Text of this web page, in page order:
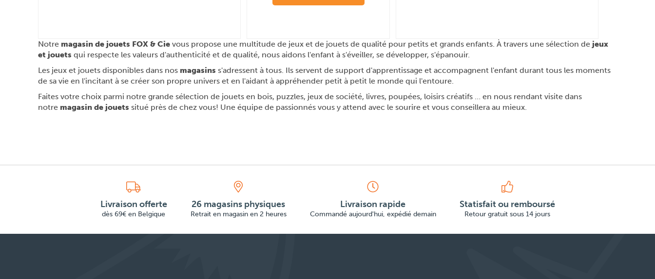
Notre magasin de jouets FOX & Cie vous propose une multitude de jeux et de jouets de qualité pour petits et grands enfants. À travers une sélection de jeux
et jouets qui respecte les valeurs d'authenticité et de qualité, nous aidons l'enfant à s'éveiller, se développer, s'épanouir.
Les jeux et jouets disponibles dans nos magasins s'adressent à tous. Ils servent de support d'apprentissage et accompagnent l'enfant durant tous les moments
de sa vie en l'incitant à se créer son propre univers et en l'aidant à appréhender petit à petit le monde qui l'entoure.
Faites votre choix parmi notre grande sélection de jouets en bois, puzzles, jeux de société, livres, poupées, loisirs créatifs … en nous rendant visite dans
notre magasin de jouets situé près de chez vous! Une équipe de passionnés vous y attend avec le sourire et vous conseillera au mieux.
Livraison offerte
dès 69€ en Belgique
26 magasins physiques
Retrait en magasin en 2 heures
Livraison rapide
Commandé aujourd'hui, expédié demain
Statisfait ou remboursé
Retour gratuit sous 14 jours